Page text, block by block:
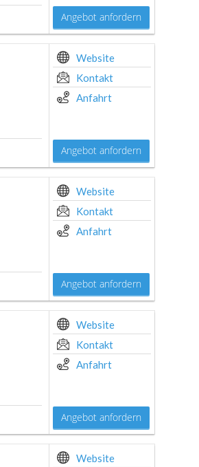
Angebot anfordern
Website
Kontakt
Anfahrt
Angebot anfordern
Website
Kontakt
Anfahrt
Angebot anfordern
Website
Kontakt
Anfahrt
Angebot anfordern
Website